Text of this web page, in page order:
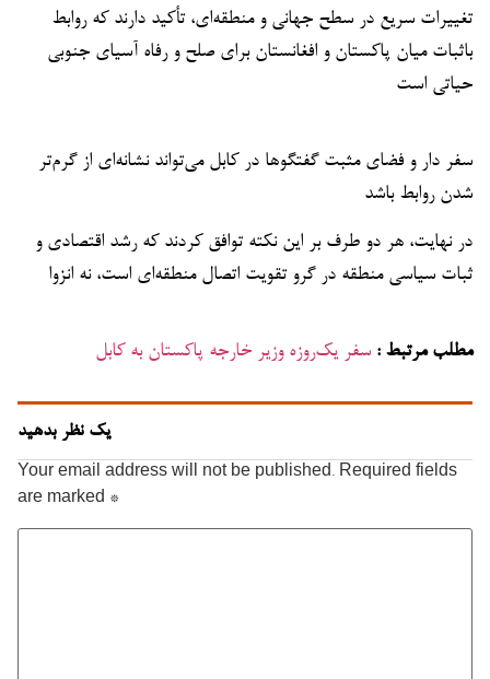
تغییرات سریع در سطح جهانی و منطقه‌ای، تأکید دارند که روابط
باثبات میان پاکستان و افغانستان برای صلح و رفاه آسیای جنوبی
حیاتی است
سفر دار و فضای مثبت گفتگوها در کابل می‌تواند نشانه‌ای از گرم‌تر
شدن روابط باشد
در نهایت، هر دو طرف بر این نکته توافق کردند که رشد اقتصادی و
ثبات سیاسی منطقه در گرو تقویت اتصال منطقه‌ای است، نه انزوا
مطلب مرتبط : سفر یک‌روزه وزیر خارجه پاکستان به کابل
یک نظر بدهید
Your email address will not be published. Required fields
are marked *